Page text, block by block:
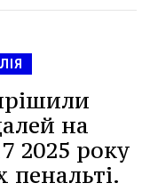
на
2025 року
пенальті.